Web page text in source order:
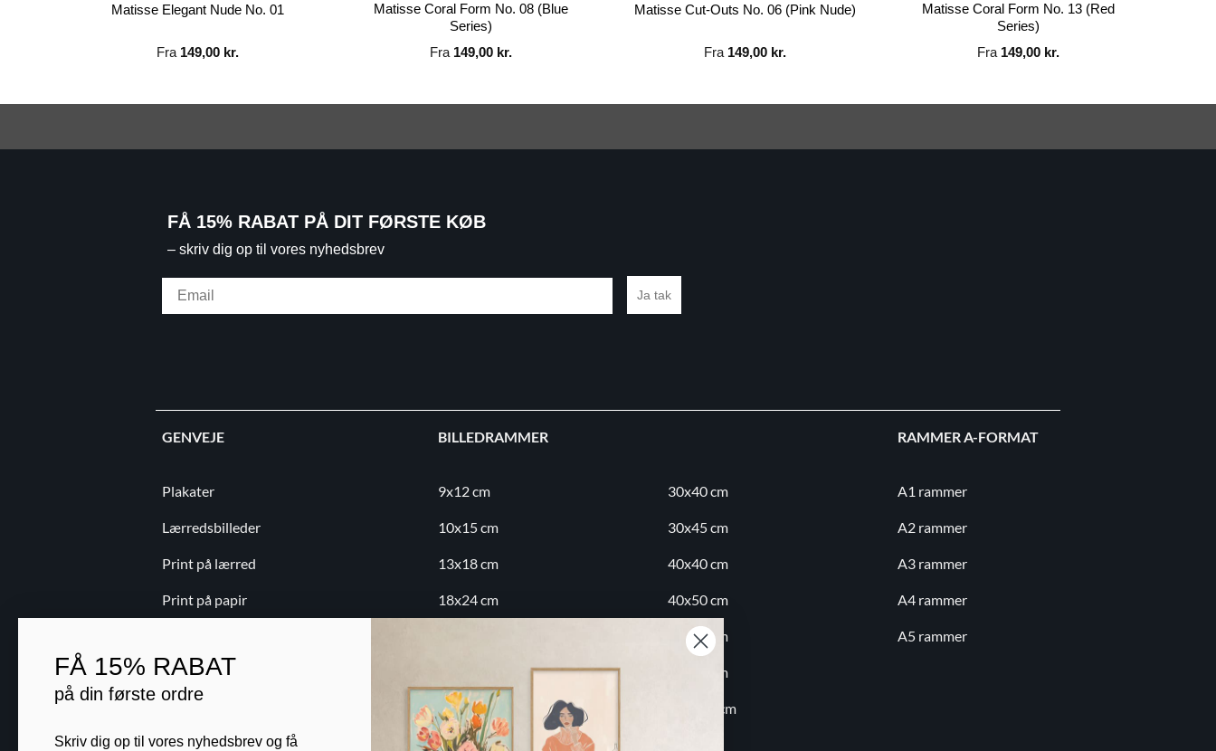
Matisse Elegant Nude No. 01
Fra 149,00 kr.
Matisse Coral Form No. 08 (Blue
Series)
Fra 149,00 kr.
Matisse Cut-Outs No. 06 (Pink Nude)
Fra 149,00 kr.
Matisse Coral Form No. 13 (Red
Series)
Fra 149,00 kr.
FÅ 15% RABAT PÅ DIT FØRSTE KØB
– skriv dig op til vores nyhedsbrev
Ja tak
GENVEJE
Plakater
Lærredsbilleder
Print på lærred
Print på papir
Blog
BILLEDRAMMER
9x12 cm
10x15 cm
13x18 cm
18x24 cm
30x30 cm
30x40 cm
30x45 cm
40x40 cm
40x50 cm
50x70 cm
60x80 cm
70x100 cm
RAMMER A-FORMAT
A1 rammer
A2 rammer
A3 rammer
A4 rammer
A5 rammer
FÅ 15% RABAT
på din første ordre
Skriv dig op til vores nyhedsbrev og få